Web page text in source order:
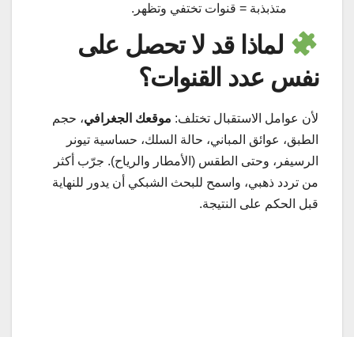
متذبذبة = قنوات تختفي وتظهر.
لماذا قد لا تحصل على
نفس عدد القنوات؟
لأن عوامل الاستقبال تختلف: موقعك الجغرافي، حجم
الطبق، عوائق المباني، حالة السلك، حساسية تيونر
الرسيفر، وحتى الطقس (الأمطار والرياح). جرّب أكثر
من تردد ذهبي، واسمح للبحث الشبكي أن يدور للنهاية
قبل الحكم على النتيجة.